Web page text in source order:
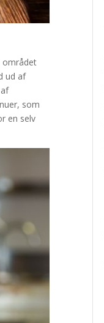
området
ud af
som
en selv